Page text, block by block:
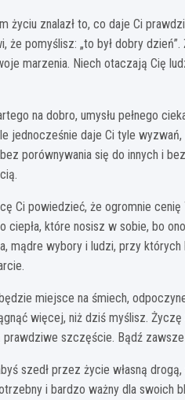
życiu znalazł to, co daje Ci
pomyślisz: „to był dobry
marzenia. Niech otaczają Cię
na dobro, umysłu pełnego
jednocześnie daje Ci tyle
porównywania się do innych i
Ci powiedzieć, że ogromnie
ciepła, które nosisz w sobie, bo
mądre wybory i ludzi, przy
miejsce na śmiech,
więcej, niż dziś myślisz.
szczęście. Bądź
szedł przez życie własną
i bardzo ważny dla swoich